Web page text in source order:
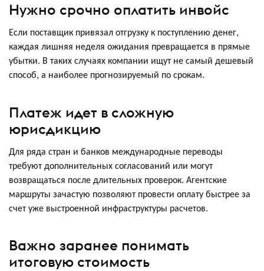
Нужно срочно оплатить инвойс
Если поставщик привязал отгрузку к поступлению денег,
каждая лишняя неделя ожидания превращается в прямые
убытки. В таких случаях компании ищут не самый дешевый
способ, а наиболее прогнозируемый по срокам.
Платеж идет в сложную
юрисдикцию
Для ряда стран и банков международные переводы
требуют дополнительных согласований или могут
возвращаться после длительных проверок. Агентские
маршруты зачастую позволяют провести оплату быстрее за
счет уже выстроенной инфраструктуры расчетов.
Важно заранее понимать
итоговую стоимость